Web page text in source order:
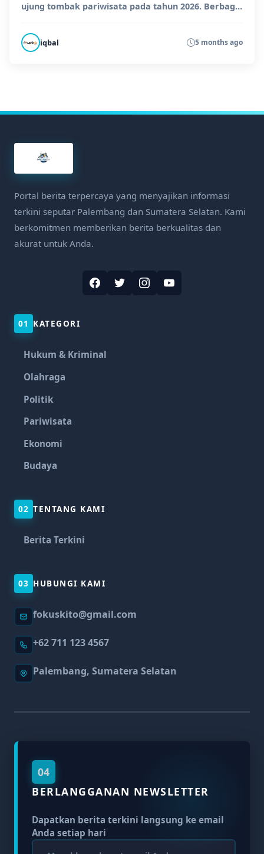
ujung tombak pariwisata pada tahun 2026. Berbagai
iqbal 5 months ago
Portal berita terpercaya yang menyajikan informasi
terkini seputar Palembang dan Sumatera Selatan. Kami
berkomitmen memberikan berita berkualitas dan
akurat untuk Anda.
01 KATEGORI
Hukum & Kriminal
Olahraga
Politik
Pariwisata
Ekonomi
Budaya
02 TENTANG KAMI
Berita Terkini
03 HUBUNGI KAMI
fokuskito@gmail.com
+62 711 123 4567
Palembang, Sumatera Selatan
04
BERLANGGANAN NEWSLETTER
Dapatkan berita terkini langsung ke email
Anda setiap hari